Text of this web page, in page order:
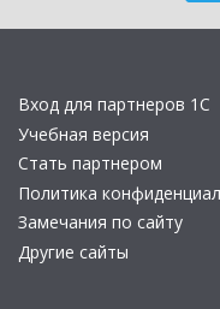
Вход для партнеров 1С
Учебная версия
Стать партнером
Политика
Замечания по сайту
Другие сайты